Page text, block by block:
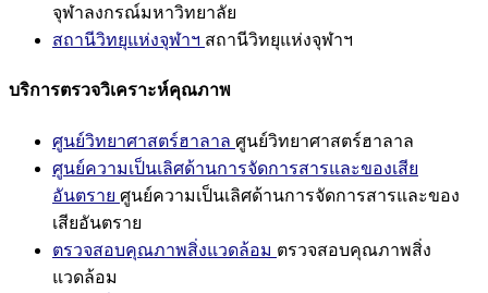
จุฬาลงกรณ์มหาวิทยาลัย
สถานีวิทยุแห่งจุฬาฯ สถานีวิทยุแห่งจุฬาฯ
บริการตรวจวิเคราะห์คุณภาพ
ศูนย์วิทยาศาสตร์ฮาลาล ศูนย์วิทยาศาสตร์ฮาลาล
ศูนย์ความเป็นเลิศด้านการจัดการสารและของเสีย
อันตราย ศูนย์ความเป็นเลิศด้านการจัดการสารและของ
เสียอันตราย
ตรวจสอบคุณภาพสิ่งแวดล้อม ตรวจสอบคุณภาพสิ่ง
แวดล้อม